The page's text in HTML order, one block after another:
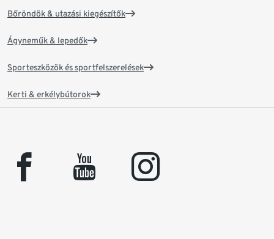
Bőröndök & utazási kiegészítők
Ágyneműk & lepedők
Sporteszközök és sportfelszerelések
Kerti & erkélybútorok
facebook youtube instagram